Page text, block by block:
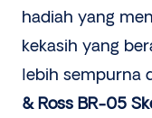
hadiah yang
kekasih yang
lebih sempurna
& Ross BR-05